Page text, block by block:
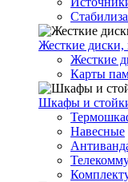
Жесткие диски,
Жесткие
Карты
Шкафы и
Навесные